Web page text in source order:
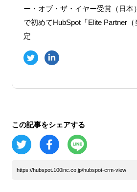
ー・オブ・ザ・イヤー受賞（日本
で初めてHubSpot「Elite Partner
定
この記事をシェアする
https://hubspot.100inc.co.jp/hubspot-crm-view